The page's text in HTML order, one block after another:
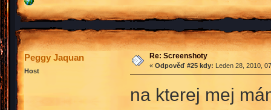
Peggy Jaquan
Host
Re: Screenshoty
« Odpověď #25 kdy: Leden 28, 2010,
na kterej mej